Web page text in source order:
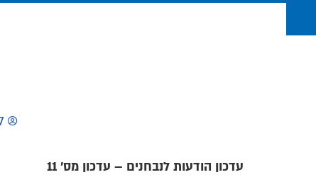
עדכון הודעות לנבחנים – עדכון מס' 11